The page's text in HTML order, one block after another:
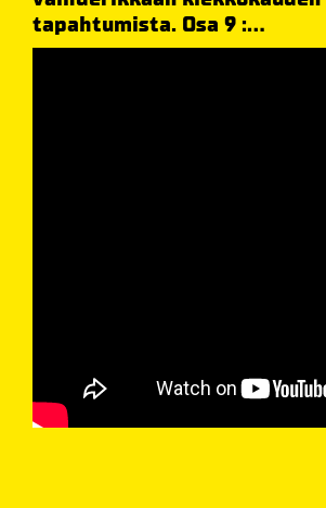
tapahtumista. Osa 9 :...